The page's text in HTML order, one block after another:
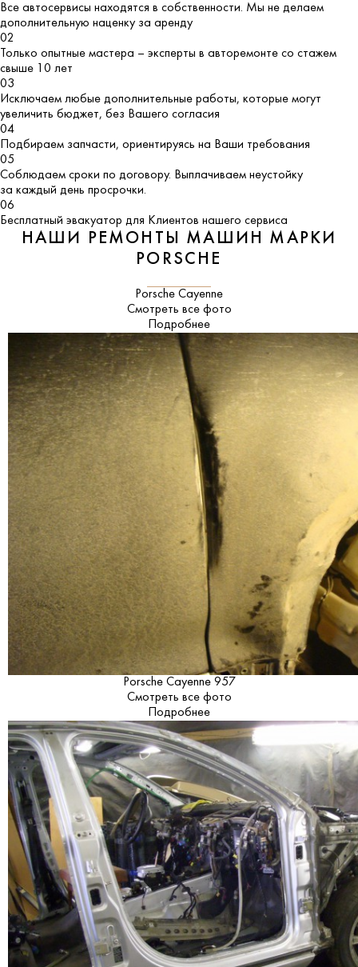
Все автосервисы находятся в собственности. Мы не делаем
дополнительную наценку за аренду
02
Только опытные мастера – эксперты в авторемонте со стажем
свыше 10 лет
03
Исключаем любые дополнительные работы, которые могут
увеличить бюджет, без Вашего согласия
04
Подбираем запчасти, ориентируясь на Ваши требования
05
Соблюдаем сроки по договору. Выплачиваем неустойку
за каждый день просрочки.
06
Бесплатный эвакуатор для Клиентов нашего сервиса
НАШИ РЕМОНТЫ МАШИН МАРКИ
PORSCHE
Porsche Cayenne
Смотреть все фото
Подробнее
Porsche Cayenne 957
Смотреть все фото
Подробнее